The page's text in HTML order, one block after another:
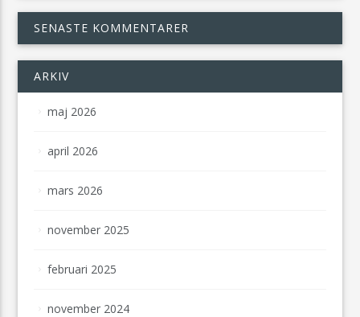
SENASTE KOMMENTARER
ARKIV
maj 2026
april 2026
mars 2026
november 2025
februari 2025
november 2024